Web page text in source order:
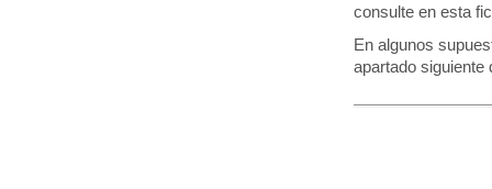
consulte en esta
En algunos
apartado